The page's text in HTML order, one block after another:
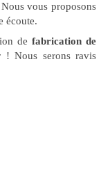
vous proposons
écoute.
de fabrication de
! Nous serons ravis